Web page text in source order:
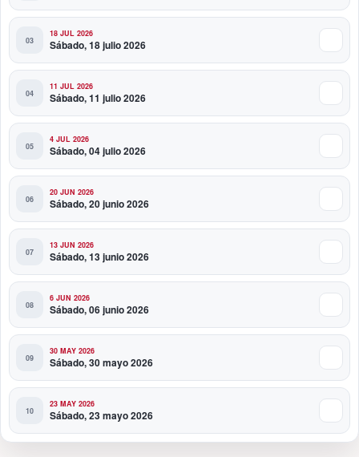
18 JUL 2026
Sábado, 18 julio 2026
11 JUL 2026
Sábado, 11 julio 2026
4 JUL 2026
Sábado, 04 julio 2026
20 JUN 2026
Sábado, 20 junio 2026
13 JUN 2026
Sábado, 13 junio 2026
6 JUN 2026
Sábado, 06 junio 2026
30 MAY 2026
Sábado, 30 mayo 2026
23 MAY 2026
Sábado, 23 mayo 2026